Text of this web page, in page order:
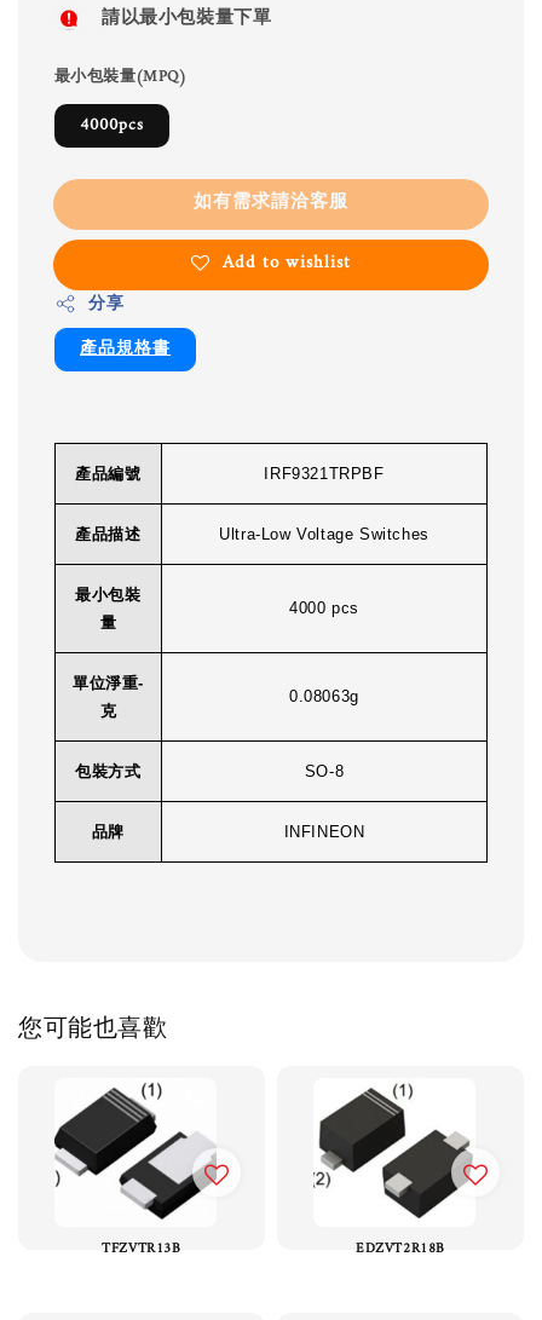
請以最小包裝量下單
最小包裝量(MPQ)
4000pcs
如有需求請洽客服
Add to wishlist
分享
產品規格書
產品編號 IRF9321TRPBF
產品描述 Ultra-Low Voltage Switches
最小包裝
量
4000 pcs
單位淨重-
克
0.08063g
包裝方式 SO-8
品牌 INFINEON
您可能也喜歡
TFZVTR13B EDZVT2R18B